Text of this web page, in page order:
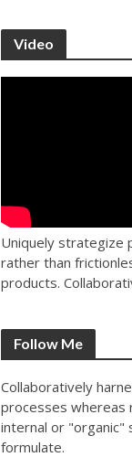
Video
Uniquely strategize
rather than
products.
Follow Me
Collaboratively
processes whereas
internal or "organic"
formulate.